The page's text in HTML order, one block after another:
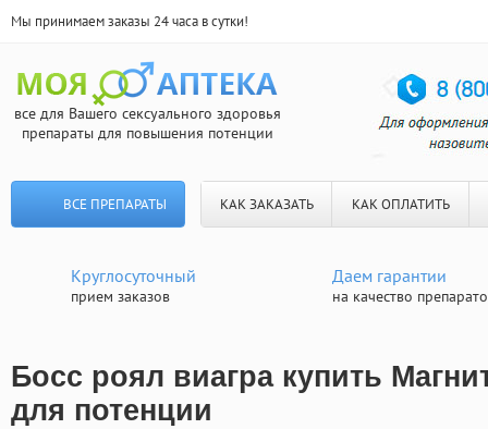
Мы принимаем заказы 24 часа в сутки!
все для Вашего сексуального здоровья
препараты для повышения потенции
ВСЕ ПРЕПАРАТЫ КАК ЗАКАЗАТЬ КАК ОПЛАТИТЬ
Круглосуточный
прием заказов
Даем гарантии
на качество
Босс роял виагра купить
для потенции